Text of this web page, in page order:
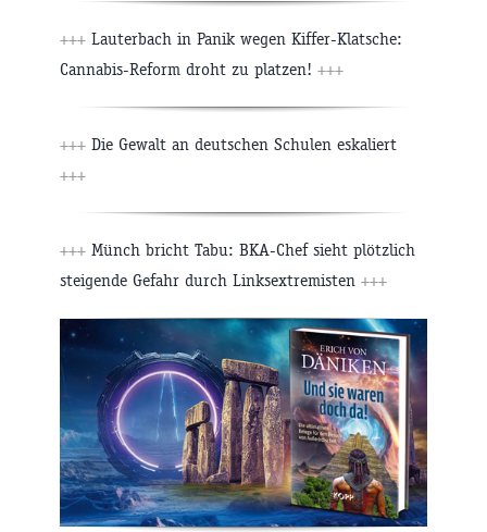
+++ Lauterbach in Panik wegen Kiffer-Klatsche:
Cannabis-Reform droht zu platzen! +++
+++ Die Gewalt an deutschen Schulen eskaliert
+++
+++ Münch bricht Tabu: BKA-Chef sieht plötzlich
steigende Gefahr durch Linksextremisten +++